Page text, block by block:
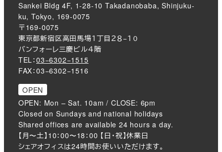
Sankei Bldg 4F, 1-28-10 Takadanobaba, Shinjuku-
ku, Tokyo, 169-0075
〒169-0075
東京都新宿区高田馬場１丁目２８−１０
バンフォーレ三慶ビル４階
TEL：03−6302−1515
FAX：03−6302−1516
OPEN
OPEN: Mon – Sat. 10am / CLOSE: 6pm
Closed on Sundays and national holidays
Shared offices are available 24 hours a day.
【月〜土】10：00〜18：00 【日・祝】休業日
シェアオフィスは24時間お使いいただけます。